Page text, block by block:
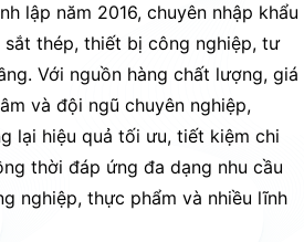
lập năm 2016, chuyên nhập khẩu
thép, thiết bị công nghiệp, tư
Với nguồn hàng chất lượng, giá
và đội ngũ chuyên nghiệp,
lại hiệu quả tối ưu, tiết kiệm chi
thời đáp ứng đa dạng nhu cầu
nghiệp, thực phẩm và nhiều lĩnh